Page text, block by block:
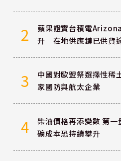
2
蘋果證實台積電
升 在地供應鏈已供貨
3
中國對歐盟祭選擇性稀
家國防與航太企業
4
柴油價格再添變數 第一
礦成本恐持續攀升